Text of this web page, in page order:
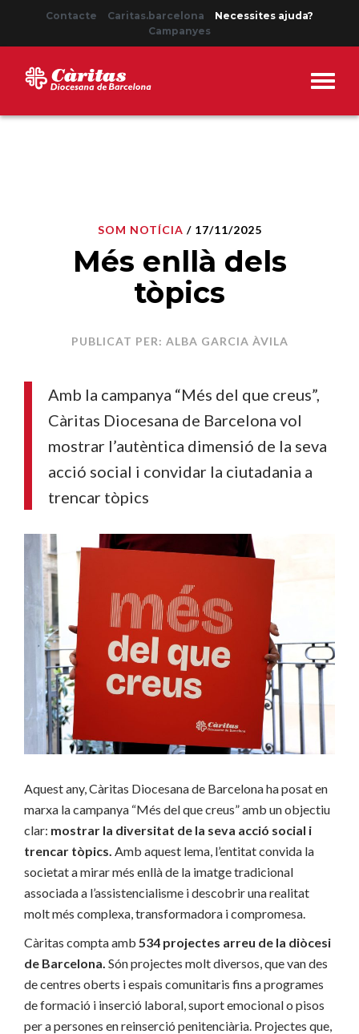
Contacte Caritas.barcelona
Necessites ajuda?
Campanyes
SOM NOTÍCIA / 17/11/2025
Més enllà dels
tòpics
PUBLICAT PER: ALBA GARCIA ÀVILA
Amb la campanya “Més del que creus”,
Càritas Diocesana de Barcelona vol
mostrar l’autèntica dimensió de la seva
acció social i convidar la ciutadania a
trencar tòpics
Aquest any, Càritas Diocesana de Barcelona ha posat en
marxa la campanya “Més del que creus” amb un objectiu
clar: mostrar la diversitat de la seva acció social i
trencar tòpics. Amb aquest lema, l’entitat convida la
societat a mirar més enllà de la imatge tradicional
associada a l’assistencialisme i descobrir una realitat
molt més complexa, transformadora i compromesa.
Càritas compta amb 534 projectes arreu de la diòcesi
de Barcelona. Són projectes molt diversos, que van des
de centres oberts i espais comunitaris fins a programes
de formació i inserció laboral, suport emocional o pisos
per a persones en reinserció penitenciària. Projectes que,